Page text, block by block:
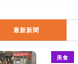
最新新聞
美食